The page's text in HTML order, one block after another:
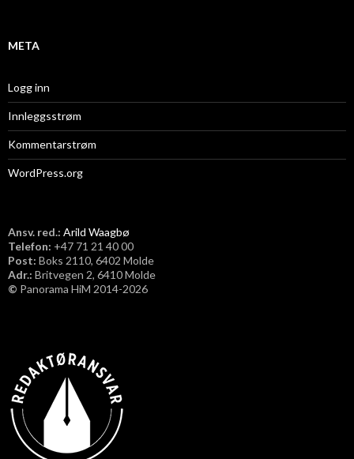
META
Logg inn
Innleggsstrøm
Kommentarstrøm
WordPress.org
Ansv. red.: Arild Waagbø
Telefon: ​+47 71 21 40 00
Post: Boks 2110, 6402 Molde
Adr.: Britvegen 2, 6410 Molde
© Panorama HiM 2014-2026